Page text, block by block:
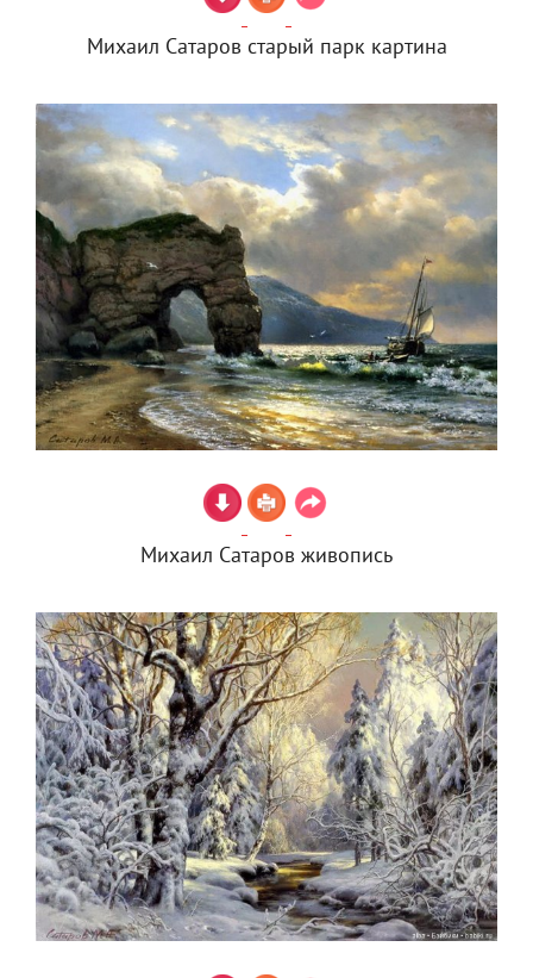
Михаил Сатаров старый парк картина
Михаил Сатаров живопись